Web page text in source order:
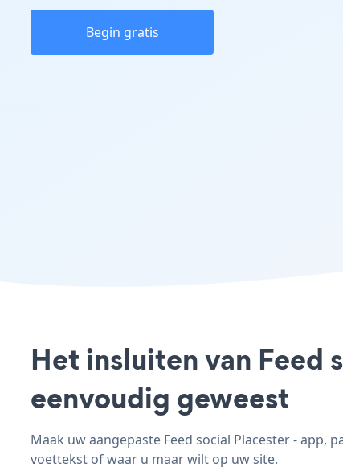
Begin gratis
Het insluiten van Feed
eenvoudig geweest
Maak uw aangepaste Feed social Placester - app,
voettekst of waar u maar wilt op uw site.